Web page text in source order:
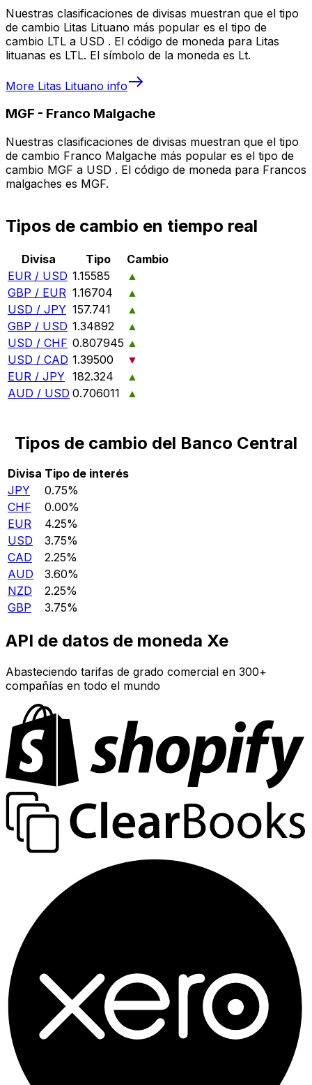
Nuestras clasificaciones de divisas muestran que el tipo
de cambio Litas Lituano más popular es el tipo de
cambio LTL a USD . El código de moneda para Litas
lituanas es LTL. El símbolo de la moneda es Lt.
More Litas Lituano info
MGF - Franco Malgache
Nuestras clasificaciones de divisas muestran que el tipo
de cambio Franco Malgache más popular es el tipo de
cambio MGF a USD . El código de moneda para Francos
malgaches es MGF.
Tipos de cambio en tiempo real
Divisa Tipo
Cambio
EUR / USD 1.15585
▲
GBP / EUR 1.16704
▲
USD / JPY 157.741
▲
GBP / USD 1.34892
▲
USD / CHF 0.807945 ▲
USD / CAD 1.39500
▼
EUR / JPY 182.324
▲
AUD / USD 0.706011 ▲
Tipos de cambio del Banco Central
Divisa Tipo de interés
JPY
0.75%
CHF
0.00%
EUR
4.25%
USD
3.75%
CAD
2.25%
AUD
3.60%
NZD
2.25%
GBP
3.75%
API de datos de moneda Xe
Abasteciendo tarifas de grado comercial en 300+
compañías en todo el mundo